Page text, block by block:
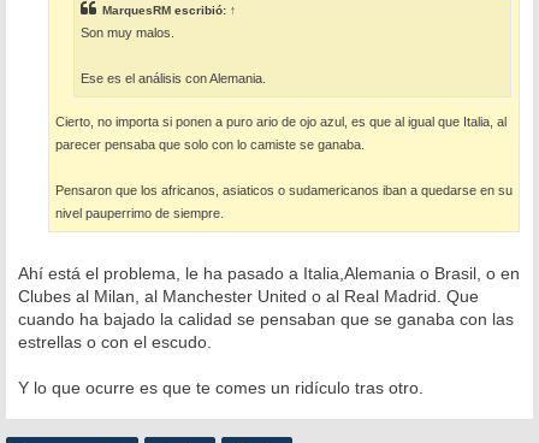
MarquesRM escribió: ↑
Son muy malos.
Ese es el análisis con Alemania.
Cierto, no importa si ponen a puro ario de ojo azul, es que al igual que Italia, al
parecer pensaba que solo con lo camiste se ganaba.
Pensaron que los africanos, asiaticos o sudamericanos iban a quedarse en su
nivel pauperrimo de siempre.
Ahí está el problema, le ha pasado a Italia,Alemania o Brasil, o en
Clubes al Milan, al Manchester United o al Real Madrid. Que
cuando ha bajado la calidad se pensaban que se ganaba con las
estrellas o con el escudo.
Y lo que ocurre es que te comes un ridículo tras otro.